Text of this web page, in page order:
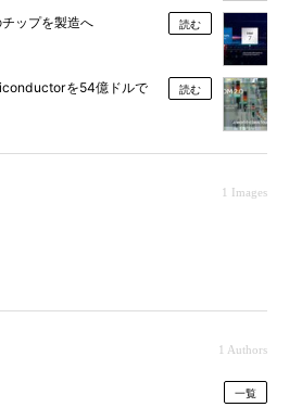
ップを製造へ 読む
を54億ドルで
読む
1 Images
1 Authors
一覧